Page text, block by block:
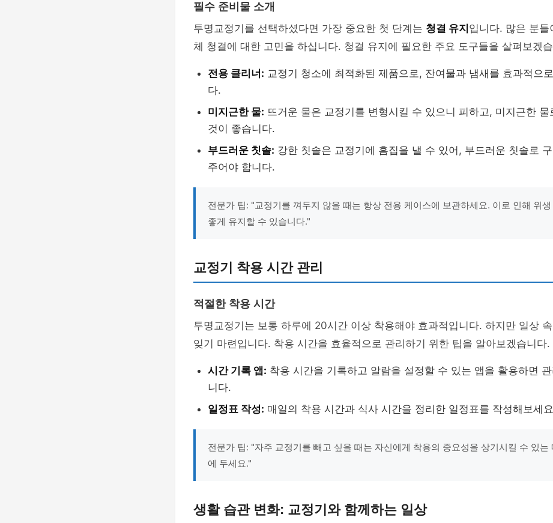
필수 준비물 소개
투명교정기를 선택하셨다면 가장 중요한 첫 단계는 청결 유지 입니다. 많은 분들
체 청결에 대한 고민을 하십니다. 청결 유지에 필요한 주요 도구들을 살펴보겠
전용 클리너: 교정기 청소에 최적화된 제품으로, 잔여물과 냄새를 효과적으
다.
미지근한 물: 뜨거운 물은 교정기를 변형시킬 수 있으니 피하고, 미지근한 물
것이 좋습니다.
부드러운 칫솔: 강한 칫솔은 교정기에 흠집을 낼 수 있어, 부드러운 칫솔로
주어야 합니다.
전문가 팁: "교정기를 껴두지 않을 때는 항상 전용 케이스에 보관하세요. 이로 인해 위
좋게 유지할 수 있습니다."
교정기 착용 시간 관리
적절한 착용 시간
투명교정기는 보통 하루에 20시간 이상 착용해야 효과적입니다. 하지만 일상
잊기 마련입니다. 착용 시간을 효율적으로 관리하기 위한 팁을 알아보겠습니다.
시간 기록 앱: 착용 시간을 기록하고 알람을 설정할 수 있는 앱을 활용하면
니다.
일정표 작성: 매일의 착용 시간과 식사 시간을 정리한 일정표를 작성해보세
전문가 팁: "자주 교정기를 빼고 싶을 때는 자신에게 착용의 중요성을 상기시킬 수 있는
에 두세요."
생활 습관 변화: 교정기와 함께하는 일상